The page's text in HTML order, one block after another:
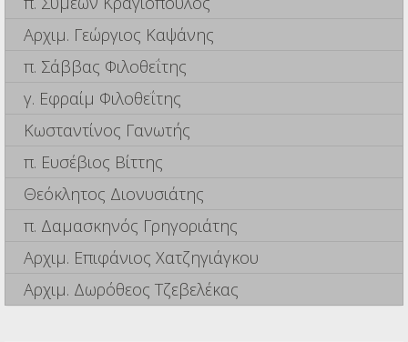
Αρχιμ. Γεώργιος Καψάνης
π. Σάββας Φιλοθεΐτης
γ. Εφραίμ Φιλοθεΐτης
Κωσταντίνος Γανωτής
π. Ευσέβιος Βίττης
Θεόκλητος Διονυσιάτης
π. Δαμασκηνός Γρηγοριάτης
Αρχιμ. Επιφάνιος Χατζηγιάγκου
Αρχιμ. Δωρόθεος Τζεβελέκας